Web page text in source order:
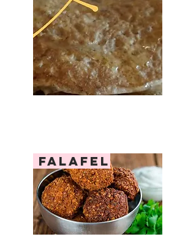
falafel